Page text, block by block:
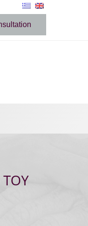
ΤΟΥ